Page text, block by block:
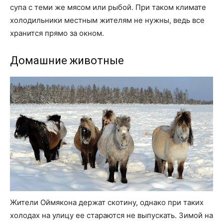
супа с теми же мясом или рыбой. При таком климате
холодильники местным жителям не нужны, ведь все
хранится прямо за окном.
Домашние животные
Жители Оймякона держат скотину, однако при таких
холодах на улицу ее стараются не выпускать. Зимой на